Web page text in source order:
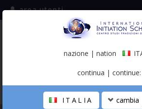
(italiano)
area utenti
nazione | nation
continua | continue:
ITALIA cambia